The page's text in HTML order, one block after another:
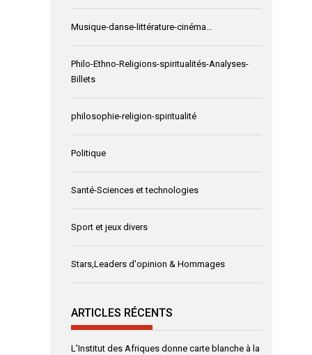
Musique-danse-littérature-cinéma…
Philo-Ethno-Religions-spiritualités-Analyses-
Billets
philosophie-religion-spiritualité
Politique
Santé-Sciences et technologies
Sport et jeux divers
Stars,Leaders d'opinion & Hommages
ARTICLES RÉCENTS
L’Institut des Afriques donne carte blanche à la